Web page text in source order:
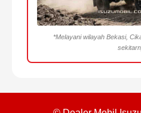
*Melayani wilayah Bekasi,